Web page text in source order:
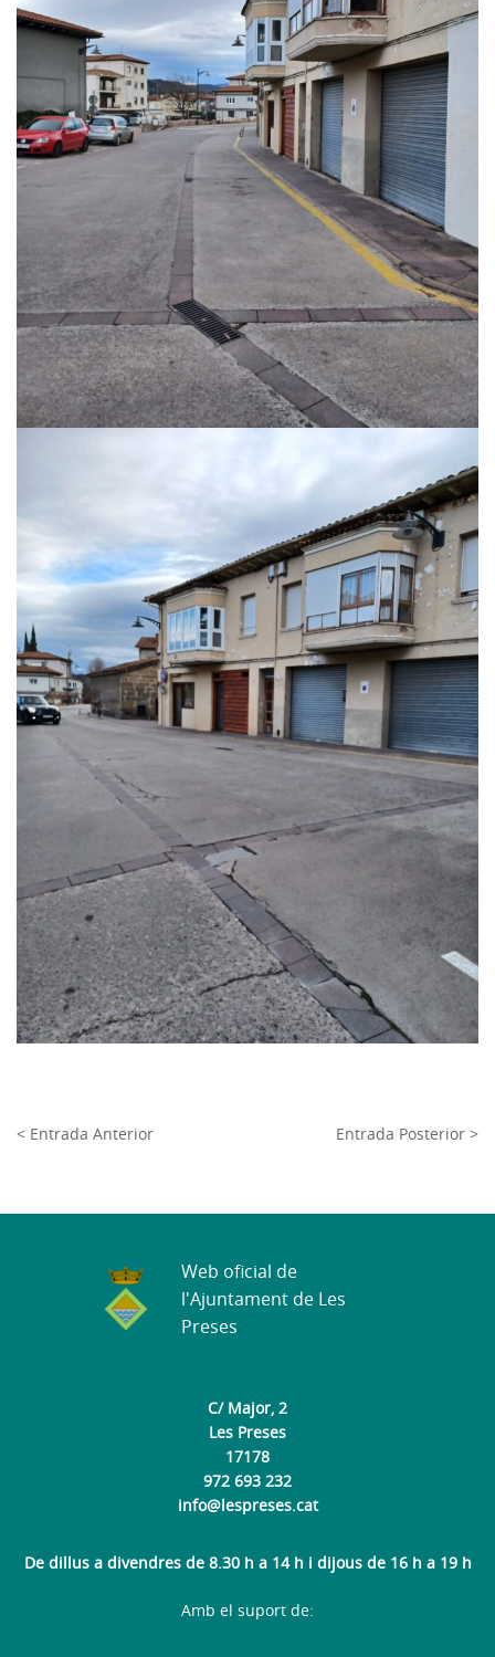
< Entrada Anterior Entrada Posterior >
C/ Major, 2
Les Preses
17178
972 693 232
info@lespreses.cat
De dillus a divendres de 8.30 h a 14 h i dijous de 16 h a 19 h
Web oficial de
l'Ajuntament de Les
Preses
Amb el suport de: